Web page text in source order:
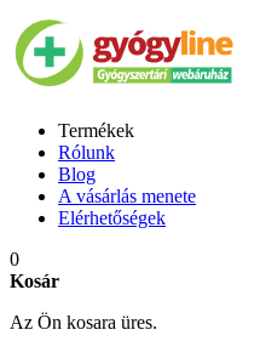
Termékek
Rólunk
Blog
A vásárlás menete
Elérhetőségek
0
Kosár
Az Ön kosara üres.